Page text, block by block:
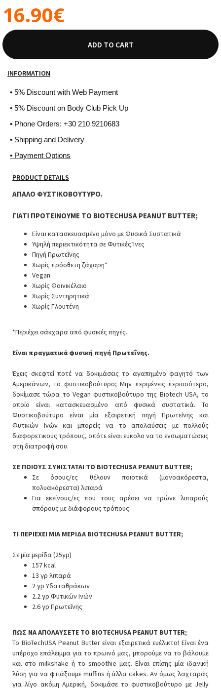
16.90€
ADD TO CART
INFORMATION
• 5% Discount with Web Payment
• 5% Discount on Body Club Pick Up
• Phone Orders: +30 210 9210683
• Shipping and Delivery
• Payment Options
PRODUCT DETAILS
ΑΠΑΛΟ ΦΥΣΤΙΚΟΒΟΥΤΥΡΟ.
ΓΙΑΤΙ ΠΡΟΤΕΙΝΟΥΜΕ ΤΟ BIOTECHUSA PEANUT BUTTER;
Είναι κατασκευασμένο μόνο με Φυσικά Συστατικά
Υψηλή περιεκτικότητα σε Φυτικές Ίνες
Πηγή Πρωτεΐνης
Χωρίς πρόσθετη ζάχαρη*
Vegan
Χωρίς Φοινικέλαιο
Χωρίς Συντηρητικά
Χωρίς Γλουτένη
*Περιέχει σάκχαρα από φυσικές πηγές.
Είναι πραγματικά φυσική πηγή Πρωτεΐνης.
Έχεις σκεφτεί ποτέ να δοκιμάσεις το αγαπημένο φαγητό των
Αμερικάνων, το φυστικοβούτυρο; Μην περιμένεις περισσότερο,
δοκίμασε τώρα το Vegan φυστικοβούτυρο της Biotech USA, το
οποίο είναι κατασκευασμένο από φυσικά συστατικά. Το
Φυστικοβούτυρο είναι μία εξαιρετική πηγή Πρωτεΐνης και
Φυτικών Ινών και μπορείς να το απολαύσεις με πολλούς
διαφορετικούς τρόπους, οπότε είναι εύκολο να το ενσωματώσεις
στη διατροφή σου.
ΣΕ ΠΟΙΟΥΣ ΣΥΝΙΣΤΑΤΑΙ ΤΟ BIOTECHUSA PEANUT BUTTER;
Σε όσους/ες θέλουν ποιοτικά (μονοακόρεστα,
πολυακόρεστα) λιπαρά
Για εκείνους/ες που τους αρέσει να τρώνε λιπαρούς
σπόρους με διάφορους τρόπους
ΤΙ ΠΕΡΙΕΧΕΙ ΜΙΑ ΜΕΡΙΔΑ BIOTECHUSA PEANUT BUTTER;
Σε μία μερίδα (25γρ)
157 kcal
13 γρ λιπαρά
2 γρ Υδαταθράκων
2.2 γρ Φυτικών Ινών
2.6 γρ Πρωτεΐνης
ΠΩΣ ΝΑ ΑΠΟΛΑΥΣΕΤΕ ΤΟ BIOTECHUSA PEANUT BUTTER;
Το BioTechUSA Peanut Butter είναι εξαιρετικά ευέλικτο! Είναι ένα
υπέροχο επάλειμμα για το πρωινό μας, μπορούμε να το βάλουμε
και στο milkshake ή το smoothie μας. Είναι επίσης μία ιδανική
λύση για να φτιάξουμε muffins ή άλλα cakes. Αν όμως λαχταράς
για λίγο ακόμη Αμερική, δοκιμάσε το φυστικοβούτυρο με Jelly